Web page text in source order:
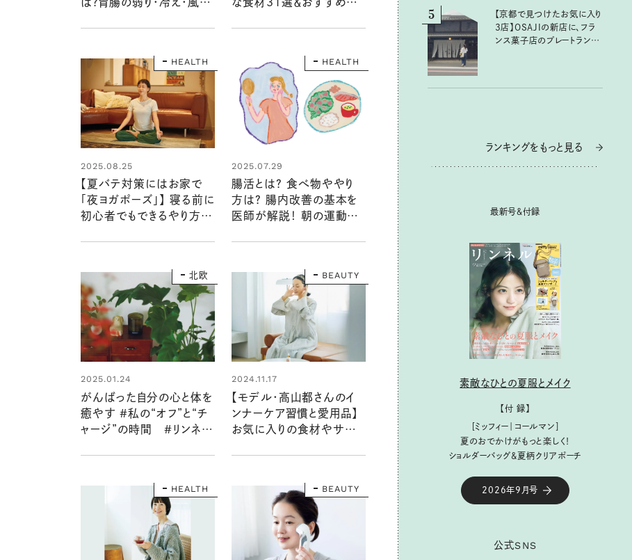
HEALTH
2025.08.25
【夏バテ対策にはお家で
「夜ヨガポーズ」】 寝る前に
初心者でもできるやり方＆
HEALTH
2025.07.29
腸活とは？ 食べ物ややり
方は？ 腸内改善の基本を
医師が解説！ 朝の運動法
北欧
2025.01.24
がんばった自分の心と体を
癒やす #私の“オフ”と“チ
ャージ”の時間 #リンネル
BEAUTY
2024.11.17
【モデル・高山都さんのイ
ンナーケア習慣と愛用品】
お気に入りの食材やサプ
HEALTH BEAUTY
5
【京都で見つけたお気に入り
3店】OSAJIの新店に、フラ
ンス菓子店のプレートラン
ランキングをもっと見る
最新号＆付録
素敵なひとの夏服とメイク
【付 録】
［ミッフィー｜コールマン］
夏のおでかけがもっと楽しく！
ショルダーバッグ&夏柄クリアポーチ
2026年9月号
公式SNS